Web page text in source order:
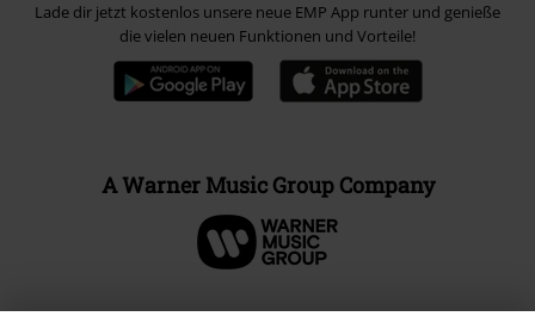
Lade dir jetzt kostenlos unsere neue EMP App runter und genieße
die vielen neuen Funktionen und Vorteile!
A Warner Music Group Company